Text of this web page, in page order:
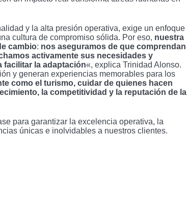
y la alta presión operativa, exige un enfoque
cultura de compromiso sólida. Por eso, nuestra
cambio: nos aseguramos de que comprendan
activamente sus necesidades y
facilitar la adaptación«, explica Trinidad Alonso.
y generan experiencias memorables para los
como el turismo, cuidar de quienes hacen
la competitividad y la reputación de la
para garantizar la excelencia operativa, la
únicas e inolvidables a nuestros clientes.